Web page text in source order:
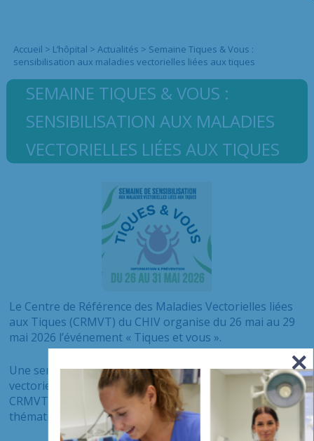
Accueil > L’hôpital > Actualités > Semaine Tiques & Vous :
sensibilisation aux maladies vectorielles liées aux tiques
SEMAINE TIQUES & VOUS :
SENSIBILISATION AUX MALADIES
VECTORIELLES LIÉES AUX TIQUES
Le Centre de Référence des Maladies Vectorielles liées
aux Tiques (CRMVT) du CHIV organise du 26 mai au 29
mai 2026 l’événement « Tiques et vous ».
Une semaine nationale de sensibilisation aux maladies
vectorielles à tiques (maladie de Lyme), portée par les
CRMVT et de nombreux autres partenaires. Plusieurs
thématiques seront abordées :